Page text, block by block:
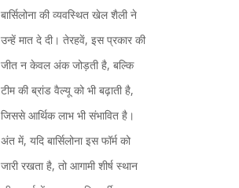
बार्सिलोना की व्यवस्थित खेल शैली ने
उन्हें मात दे दी। तेरहवें, इस प्रकार की
जीत न केवल अंक जोड़ती है, बल्कि
टीम की ब्रांड वैल्यू को भी बढ़ाती है,
जिससे आर्थिक लाभ भी संभावित है।
अंत में, यदि बार्सिलोना इस फॉर्म को
जारी रखता है, तो आगामी शीर्ष स्थान